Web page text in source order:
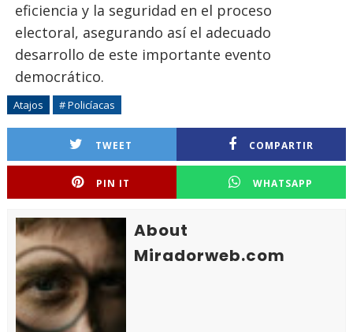
eficiencia y la seguridad en el proceso
electoral, asegurando así el adecuado
desarrollo de este importante evento
democrático.
Atajos # Policíacas
TWEET COMPARTIR
PIN IT WHATSAPP
About
Miradorweb.com